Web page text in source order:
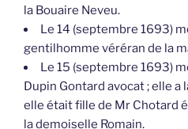
la Bouaire Neveu.
Le 14 (septembre 1693)
gentilhomme véréran de la
Le 15 (septembre 1693)
Dupin Gontard avocat ; elle
elle était fille de Mr Chotard
la demoiselle Romain.